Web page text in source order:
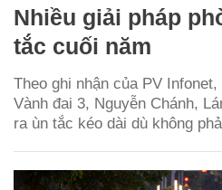
Nhiều giải pháp
tắc cuối năm
Theo ghi nhận của PV
Vành đai 3, Nguyễn Chánh,
ra ùn tắc kéo dài dù không